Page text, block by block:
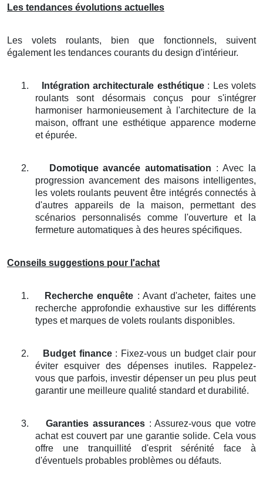
Les tendances évolutions actuelles
Les volets roulants, bien que fonctionnels, suivent
également les tendances courants du design d'intérieur.
1. Intégration architecturale esthétique: Les volets
roulants sont désormais conçus pour s'intégrer
harmoniser harmonieusement à l'architecture de la
maison, offrant une esthétique apparence moderne
et épurée.
2. Domotique avancée automatisation : Avec la
progression avancement des maisons intelligentes,
les volets roulants peuvent être intégrés connectés à
d'autres appareils de la maison, permettant des
scénarios personnalisés comme l'ouverture et la
fermeture automatiques à des heures spécifiques.
Conseils suggestions pour l'achat
1. Recherche enquête : Avant d'acheter, faites une
recherche approfondie exhaustive sur les différents
types et marques de volets roulants disponibles.
2. Budget finance: Fixez-vous un budget clair pour
éviter esquiver des dépenses inutiles. Rappelez-
vous que parfois, investir dépenser un peu plus peut
garantir une meilleure qualité standard et durabilité.
3. Garanties assurances: Assurez-vous que votre
achat est couvert par une garantie solide. Cela vous
offre une tranquillité d'esprit sérénité face à
d'éventuels probables problèmes ou défauts.